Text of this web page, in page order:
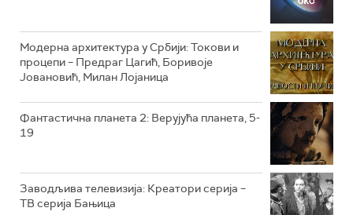
Модерна архитектура у Србији: Токови и
процепи – Предраг Цагић, Боривоје
Јовановић, Милан Лојаница
Фантастична планета 2: Верујућа планета, 5-
19
Заводљива телевизија: Креатори серија –
ТВ серија Бањица